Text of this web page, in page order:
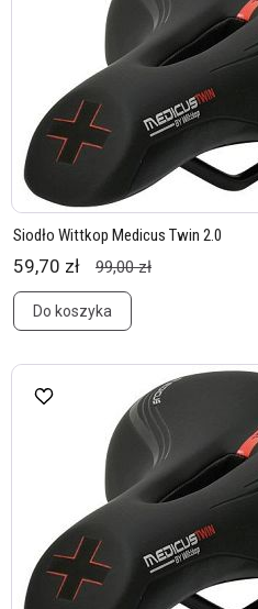
Siodło Wittkop Medicus Twin 2.0
59,70 zł 99,00 zł
Do koszyka